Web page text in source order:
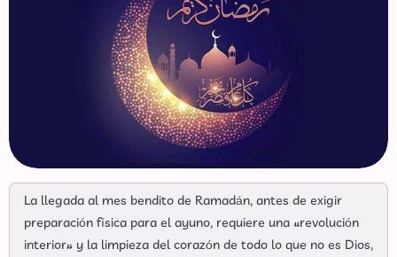
La llegada al mes bendito de Ramadán, antes de exigir
preparación física para el ayuno, requiere una «revolución
interior» y la limpieza del corazón de todo lo que no es Dios,